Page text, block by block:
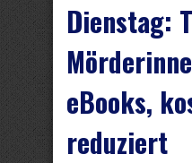
Dienstag:
eBooks,
reduziert